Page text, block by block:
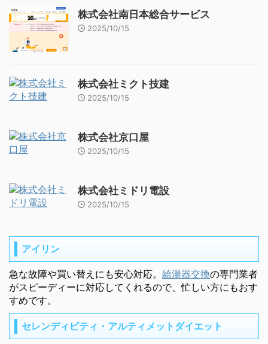
株式会社南日本総合サービス
2025/10/15
株式会社ミクト技建
2025/10/15
株式会社京口屋
2025/10/15
株式会社ミドリ電設
2025/10/15
アイリン
急な故障や買い替えにも安心対応。 給湯器交換の専門業者
がスピーディーに対応してくれるので、忙しい方にもおす
すめです。
セレンディピティ・アルティメットダイエット